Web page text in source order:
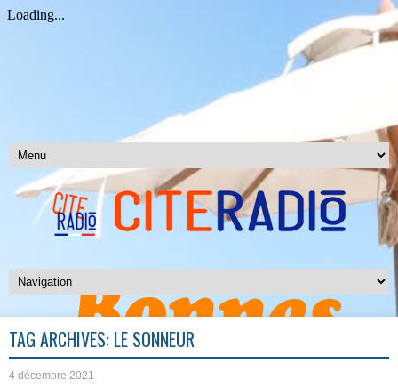
TAG ARCHIVES: LE SONNEUR
4 décembre 2021